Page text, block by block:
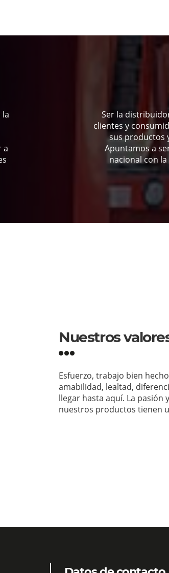
la
a
Ser la
clientes y
sus productos
Apuntamos a
nacional con
Nuestros
Esfuerzo, trabajo bien
amabilidad, lealtad,
llegar hasta aquí. La
nuestros productos tienen